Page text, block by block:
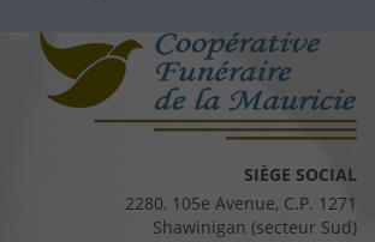
SIÈGE SOCIAL
2280, 105e Avenue, C.P. 1271
Shawinigan (secteur Sud)